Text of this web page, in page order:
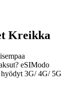
Kreikka
eSIModo
3G/ 4G/ 5G